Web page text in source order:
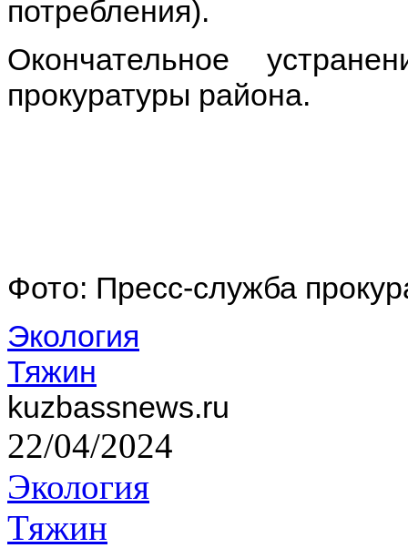
потребления).
Окончательное
прокуратуры района.
Фото: Пресс-служба
Экология
Тяжин
kuzbassnews.ru
22/04/2024
Экология
Тяжин